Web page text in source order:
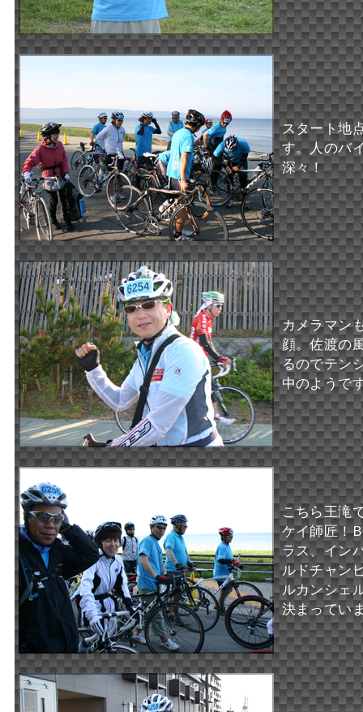
スタート地
す。人のバ
深々！
カメラマン
顔。佐渡の
るのでテン
中のようで
こちら王滝
ケイ師匠！
ラス、イン
ルドチャン
ルカンシェ
決まってい